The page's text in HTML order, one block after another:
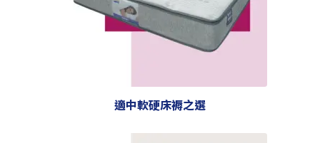
適中軟硬床褥之選